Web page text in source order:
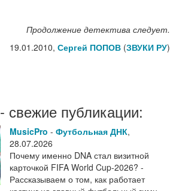
Продолжение детектива следует.
19.01.2010, Сергей ПОПОВ (ЗВУКИ РУ)
- свежие публикации:
MusicPro - Футбольная ДНК,
28.07.2026
Почему именно DNA стал визитной
карточкой FIFA World Cup-2026? -
Рассказываем о том, как работает